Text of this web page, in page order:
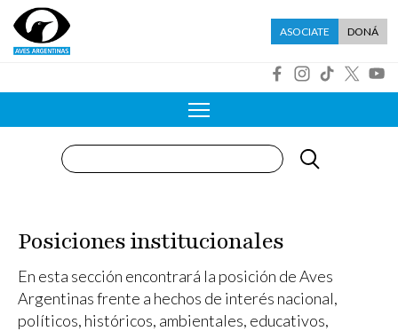
Pasar al contenido principal
Menú asociate
ASOCIATE DONÁ
Buscar
Posiciones institucionales
En esta sección encontrará la posición de Aves
Argentinas frente a hechos de interés nacional,
políticos, históricos, ambientales, educativos,